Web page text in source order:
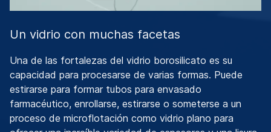
Un vidrio con muchas facetas
Una de las fortalezas del vidrio borosilicato es su
capacidad para procesarse de varias formas. Puede
estirarse para formar tubos para envasado
farmacéutico, enrollarse, estirarse o someterse a un
proceso de microflotación como vidrio plano para